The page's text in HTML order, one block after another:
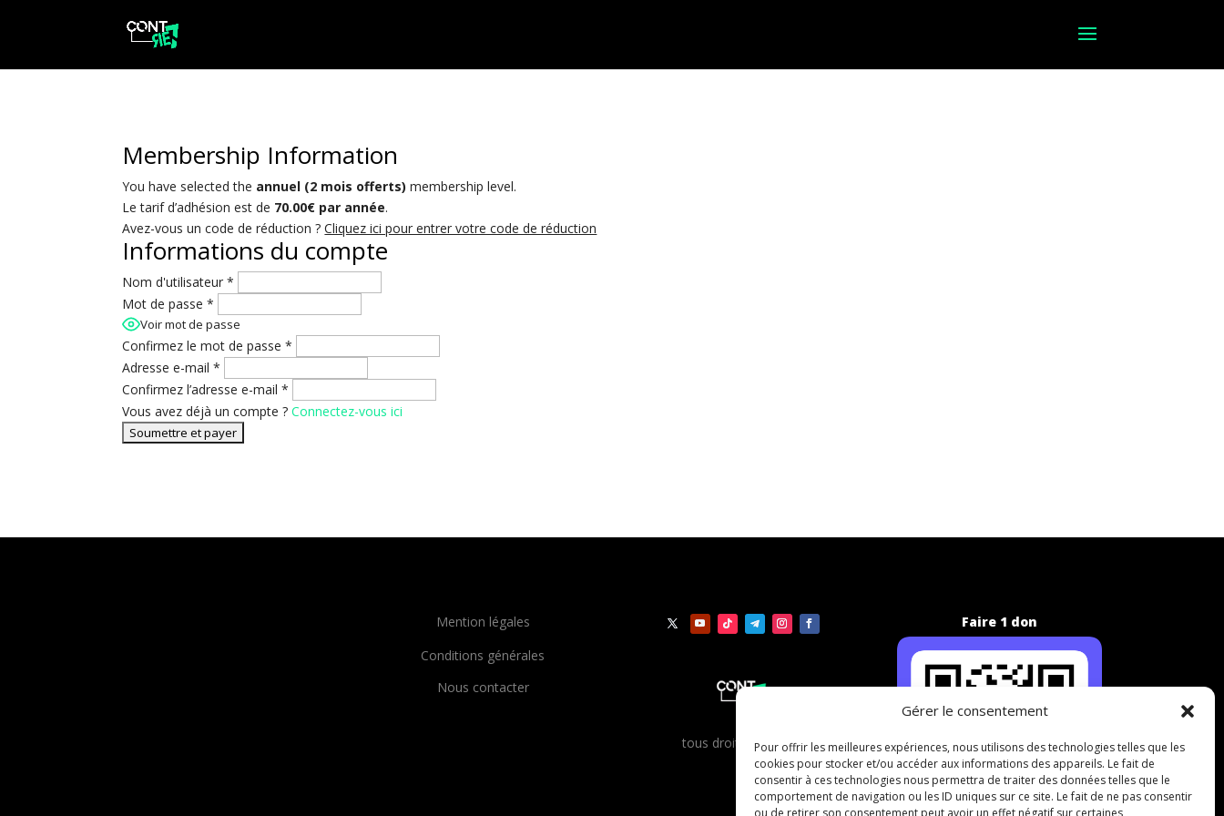
Gérer le consentement
Pour offrir les meilleures expériences, nous utilisons des technologies telles que les
cookies pour stocker et/ou accéder aux informations des appareils. Le fait de
consentir à ces technologies nous permettra de traiter des données telles que le
comportement de navigation ou les ID uniques sur ce site. Le fait de ne pas consentir
ou de retirer son consentement peut avoir un effet négatif sur certaines
Membership Information
You have selected the annuel (2 mois offerts) membership level.
Le tarif d’adhésion est de 70.00€ par année.
Avez-vous un code de réduction ?Cliquez ici pour entrer votre code de réduction
Informations du compte
Nom d'utilisateur *
Mot de passe*
Voir mot de passe
Confirmez le mot de passe *
Adresse e-mail *
Confirmez l’adresse e-mail *
Vous avez déjà un compte ?Connectez-vous ici
Mention légales
Conditions générales
Nous contacter
tous droits réservés
Faire 1 don